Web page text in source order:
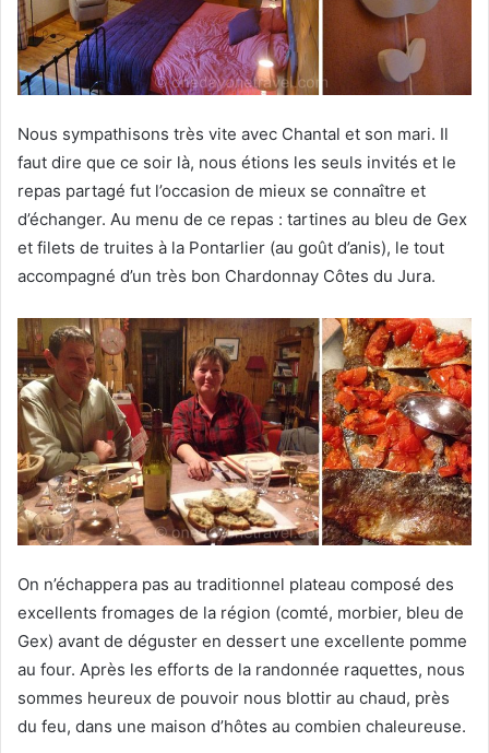
Nous sympathisons très vite avec Chantal et son mari. Il
faut dire que ce soir là, nous étions les seuls invités et le
repas partagé fut l’occasion de mieux se connaître et
d’échanger. Au menu de ce repas : tartines au bleu de Gex
et filets de truites à la Pontarlier (au goût d’anis), le tout
accompagné d’un très bon Chardonnay Côtes du Jura.
On n’échappera pas au traditionnel plateau composé des
excellents fromages de la région (comté, morbier, bleu de
Gex) avant de déguster en dessert une excellente pomme
au four. Après les efforts de la randonnée raquettes, nous
sommes heureux de pouvoir nous blottir au chaud, près
du feu, dans une maison d’hôtes au combien chaleureuse.